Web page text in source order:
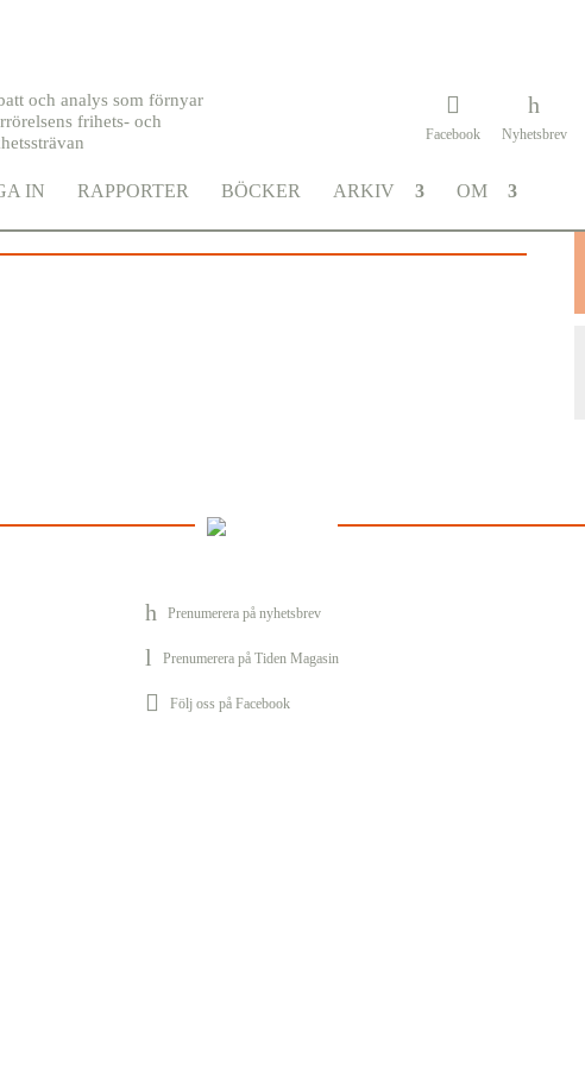
och analys som förnyar
frihets- och
Facebook Nyhetsbrev
IN RAPPORTER BÖCKER ARKIV OM
Prenumerera på nyhetsbrev
Prenumerera på Tiden Magasin
Följ oss på Facebook